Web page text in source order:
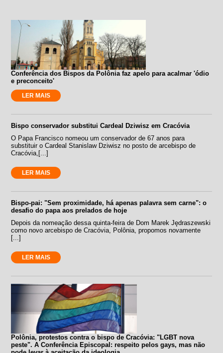
Conferência dos Bispos da Polônia faz apelo para acalmar 'ódio
e preconceito'
LER MAIS
Bispo conservador substitui Cardeal Dziwisz em Cracóvia
O Papa Francisco nomeou um conservador de 67 anos para
substituir o Cardeal Stanislaw Dziwisz no posto de arcebispo de
Cracóvia,[...]
LER MAIS
Bispo-pai: "Sem proximidade, há apenas palavra sem carne": o
desafio do papa aos prelados de hoje
Depois da nomeação dessa quinta-feira de Dom Marek Jędraszewski
como novo arcebispo de Cracóvia, Polônia, propomos novamente
[...]
LER MAIS
Polônia, protestos contra o bispo de Cracóvia: "LGBT nova
peste". A Conferência Episcopal: respeito pelos gays, mas não